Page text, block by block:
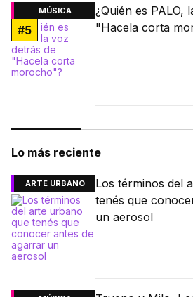
MÚSICA
#5
¿Quién es PALO,
"Hacela corta
Lo más reciente
ARTE URBANO
Los términos del
tenés que
un aerosol